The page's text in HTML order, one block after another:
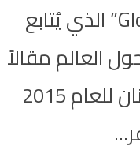
نشر موقع “Global Beauties” الذي يُتابع
العالم مقالاً
ذكر فيه أنّ ملكة جمال لبنان للعام 2015